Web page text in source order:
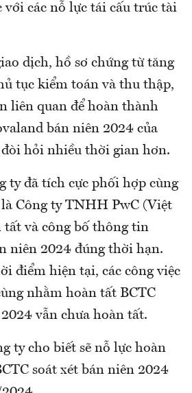
các nỗ lực tái cấu trúc tài
dịch, hồ sơ chứng từ tăng
tục kiểm toán và thu thập,
liên quan để hoàn thành
bán niên 2024 của
hỏi nhiều thời gian hơn.
ty đã tích cực phối hợp cùng
Công ty TNHH PwC (Việt
và công bố thông tin
niên 2024 đúng thời hạn.
điểm hiện tại, các công việc
nhằm hoàn tất BCTC
vẫn chưa hoàn tất.
ty cho biết sẽ nỗ lực hoàn
soát xét bán niên 2024